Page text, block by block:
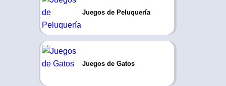
Juegos de Peluquería
Juegos de Gatos